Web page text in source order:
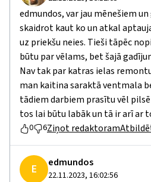
edmundos, var jau mēnešiem
skaidrot kaut ko un atkal
uz priekšu neies. Tieši tāpēc
būtu par vēlams, bet šajā
Nav tak par katras ielas
man kaitina saraktā ventmala
tādiem darbiem prasītu vēl
tos lai būtu labāk un tā ir arī ar
0 6Ziņot redaktoram
E edmundos
22.11.2023, 16:02:56